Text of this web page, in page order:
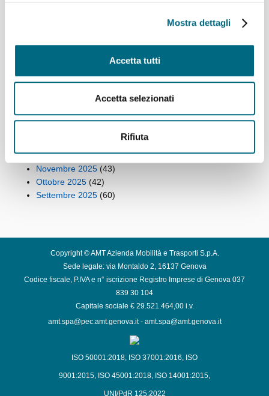
Mostra dettagli
Accetta tutti
Accetta selezionati
Rifiuta
Giugno 2026(46)
(43)
Marzo 2026(50)
Dicembre 2025(42)
Novembre 2025 (43)
Ottobre 2025 (42)
Settembre 2025 (60)
Copyright © AMT Azienda Mobilità e Trasporti S.p.A.
Sede legale: via Montaldo 2, 16137 Genova
Codice fiscale, P.IVA e n° iscrizione Registro Imprese di Genova 037
839 30 104
Capitale sociale € 29.521.464,00 i.v.
amt.spa@pec.amt.genova.it- amt.spa@amt.genova.it
ISO 50001:2018, ISO 37001:2016, ISO
9001:2015, ISO 45001:2018, ISO 14001:2015,
UNI/PdR 125:2022